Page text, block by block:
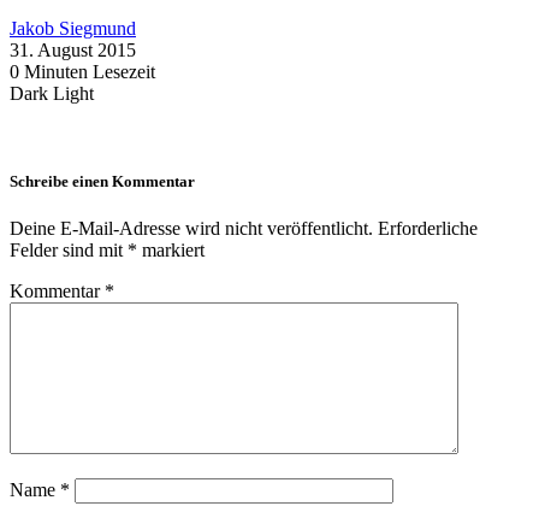
Jakob Siegmund
31. August 2015
0 Minuten Lesezeit
Dark Light
Schreibe einen Kommentar
Deine E-Mail-Adresse wird nicht veröffentlicht. Erforderliche
Felder sind mit * markiert
Kommentar *
Name *